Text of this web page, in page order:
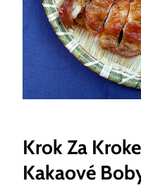
Krok‍ Za
Kakaové